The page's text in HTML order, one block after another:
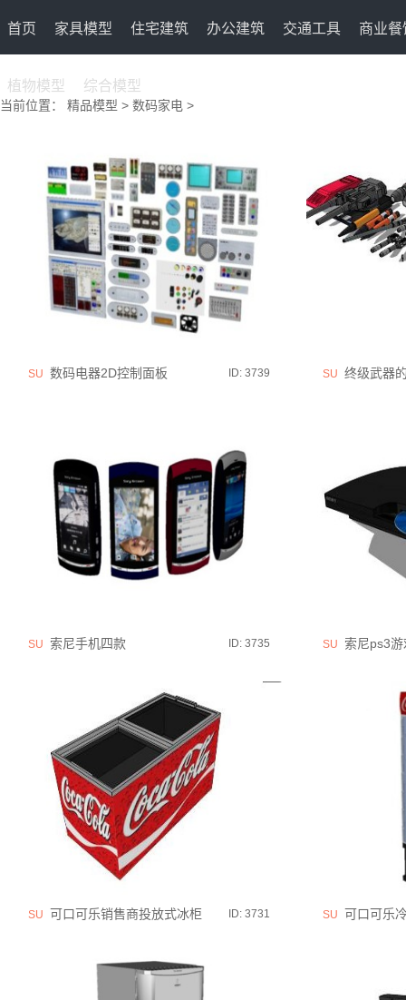
首页 家具模型 住宅建筑 办公建筑 交通工具 商业餐
植物模型 综合模型
当前位置： 精品模型 > 数码家电 >
SU 数码电器2D控制面板 ID: 3739 SU 终级武器
SU 索尼手机四款 ID: 3735 SU 索尼ps3游
SU 可口可乐销售商投放式冰柜 ID: 3731 SU 可口可乐